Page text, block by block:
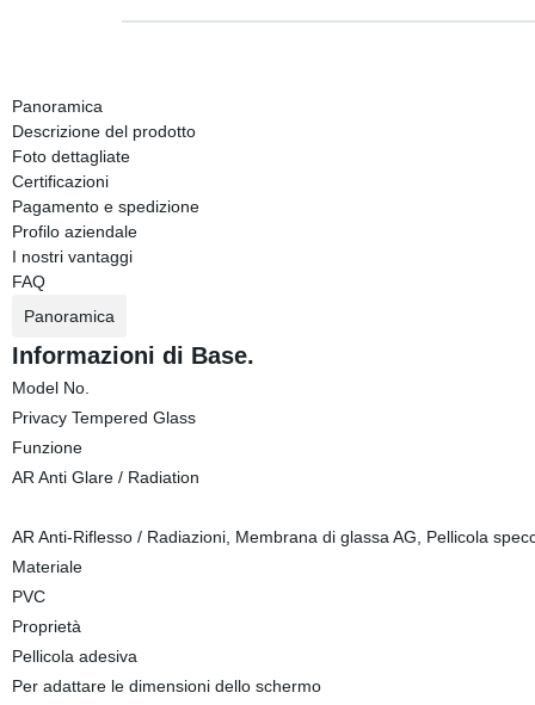
Panoramica
Descrizione del prodotto
Foto dettagliate
Certificazioni
Pagamento e spedizione
Profilo aziendale
I nostri vantaggi
FAQ
Panoramica
Informazioni di Base.
Model No.
Privacy Tempered Glass
Funzione
AR Anti Glare / Radiation
AR Anti-Riflesso / Radiazioni, Membrana di glassa AG, Pellicola
Materiale
PVC
Proprietà
Pellicola adesiva
Per adattare le dimensioni dello schermo